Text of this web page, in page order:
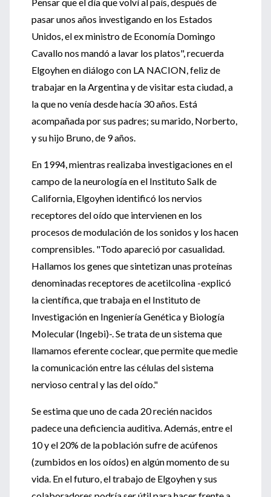
pasar unos años investigando en los Estados
Unidos, el ex ministro de Economía Domingo
Cavallo nos mandó a lavar los platos", recuerda
Elgoyhen en diálogo con LA NACION, feliz de
trabajar en la Argentina y de visitar esta ciudad, a
la que no venía desde hacía 30 años. Está
acompañada por sus padres; su marido, Norberto,
y su hijo Bruno, de 9 años.
En 1994, mientras realizaba investigaciones en el
campo de la neurología en el Instituto Salk de
California, Elgoyhen identificó los nervios
receptores del oído que intervienen en los
procesos de modulación de los sonidos y los hacen
comprensibles. "Todo apareció por casualidad.
Hallamos los genes que sintetizan unas proteínas
denominadas receptores de acetilcolina -explicó
la científica, que trabaja en el Instituto de
Investigación en Ingeniería Genética y Biología
Molecular (Ingebi)-. Se trata de un sistema que
llamamos eferente coclear, que permite que medie
la comunicación entre las células del sistema
nervioso central y las del oído."
Se estima que uno de cada 20 recién nacidos
padece una deficiencia auditiva. Además, entre el
10 y el 20% de la población sufre de acúfenos
(zumbidos en los oídos) en algún momento de su
vida. En el futuro, el trabajo de Elgoyhen y sus